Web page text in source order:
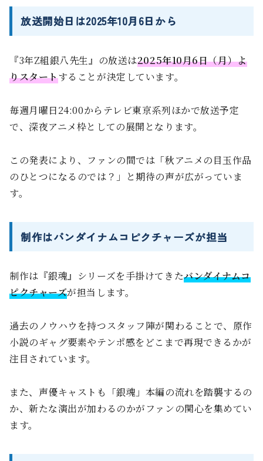
放送開始日は2025年10月6日から
『3年Z組銀八先生』の放送は2025年10月6日（月）よ
りスタートすることが決定しています。
毎週月曜日24:00からテレビ東京系列ほかで放送予定
で、深夜アニメ枠としての展開となります。
この発表により、ファンの間では「秋アニメの目玉作品
のひとつになるのでは？」と期待の声が広がっていま
す。
制作はバンダイナムコピクチャーズが担当
制作は『銀魂』シリーズを手掛けてきたバンダイナムコ
ピクチャーズが担当します。
過去のノウハウを持つスタッフ陣が関わることで、原作
小説のギャグ要素やテンポ感をどこまで再現できるかが
注目されています。
また、声優キャストも「銀魂」本編の流れを踏襲するの
か、新たな演出が加わるのかがファンの関心を集めてい
ます。